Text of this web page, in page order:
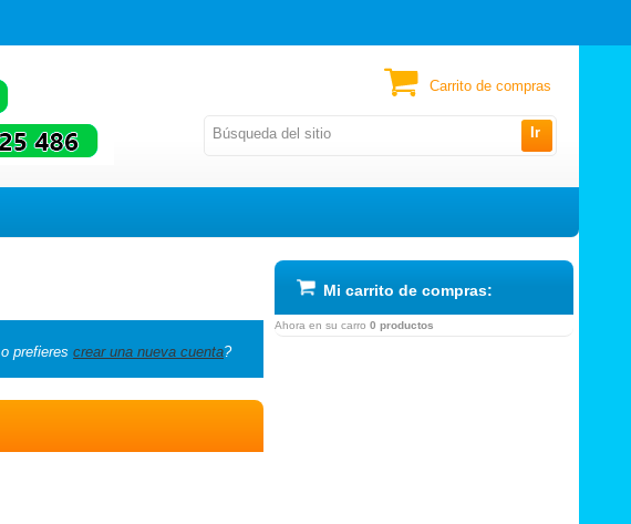
Ir
Carrito de compras
o prefieres crear una nueva cuenta?
Mi carrito de compras:
Ahora en su carro 0 productos